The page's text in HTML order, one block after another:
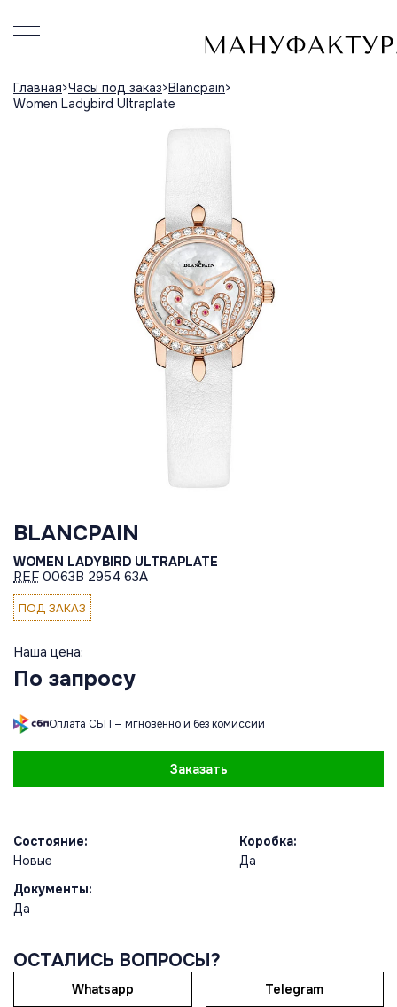
Главная Часы под заказ Blancpain
Women Ladybird Ultraplate
BLANCPAIN
WOMEN LADYBIRD ULTRAPLATE
REF 0063B 2954 63A
ПОД ЗАКАЗ
Наша цена:
По запросу
Оплата СБП — мгновенно и без комиссии
Заказать
Состояние:
Новые
Коробка:
Да
Документы:
Да
ОСТАЛИСЬ ВОПРОСЫ?
Whatsapp Telegram